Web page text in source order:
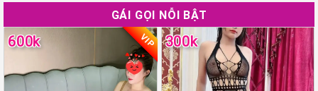
GÁI GỌI NỖI BẬT
600k VIP 300k